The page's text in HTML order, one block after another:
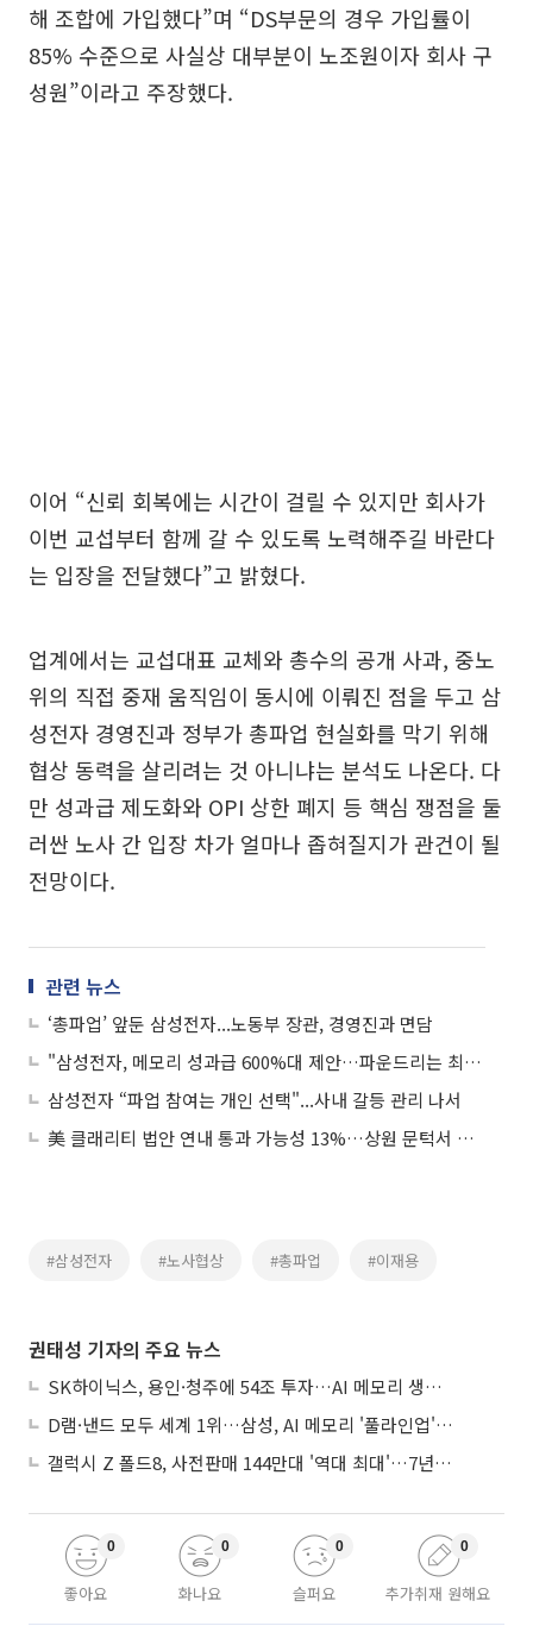
해 조합에 가입했다”며 “DS부문의 경우 가입률이
85% 수준으로 사실상 대부분이 노조원이자 회사 구
성원”이라고 주장했다.
이어 “신뢰 회복에는 시간이 걸릴 수 있지만 회사가
이번 교섭부터 함께 갈 수 있도록 노력해주길 바란다
는 입장을 전달했다”고 밝혔다.
업계에서는 교섭대표 교체와 총수의 공개 사과, 중노
위의 직접 중재 움직임이 동시에 이뤄진 점을 두고 삼
성전자 경영진과 정부가 총파업 현실화를 막기 위해
협상 동력을 살리려는 것 아니냐는 분석도 나온다. 다
만 성과급 제도화와 OPI 상한 폐지 등 핵심 쟁점을 둘
러싼 노사 간 입장 차가 얼마나 좁혀질지가 관건이 될
전망이다.
관련 뉴스
‘총파업’ 앞둔 삼성전자...노동부 장관, 경영진과 면담
"삼성전자, 메모리 성과급 600%대 제안…파운드리는 최대 100%"
삼성전자 “파업 참여는 개인 선택"...사내 갈등 관리 나서
美 클래리티 법안 연내 통과 가능성 13%…상원 문턱서 제동
#삼성전자 #노사협상 #총파업 #이재용
권태성 기자의 주요 뉴스
SK하이닉스, 용인·청주에 54조 투자…AI 메모리 생산기지 키운다
D램·낸드 모두 세계 1위…삼성, AI 메모리 '풀라인업'으로 승부
갤럭시 Z 폴드8, 사전판매 144만대 '역대 최대'…7년만에 갤노트10 기록 넘어
좋아요
0
화나요
0
슬퍼요
0
추가취재 원해요
0